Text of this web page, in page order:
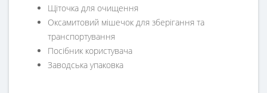
Щіточка для очищення
Оксамитовий мішечок для зберігання та
транспортування
Посібник користувача
Заводська упаковка